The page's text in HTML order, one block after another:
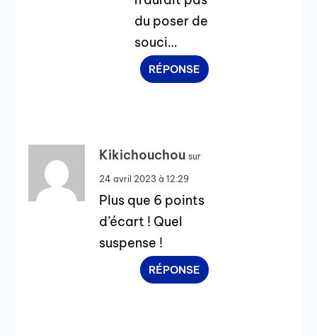
du poser de
souci…
RÉPONSE
Kikichouchou sur
24 avril 2023 à 12:29
Plus que 6 points
d’écart ! Quel
suspense !
RÉPONSE